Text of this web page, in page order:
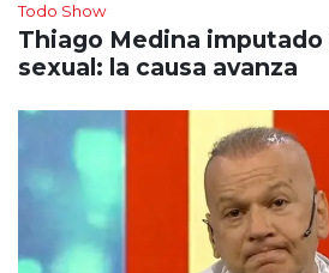
Todo Show
Thiago Medina imputado
sexual: la causa avanza